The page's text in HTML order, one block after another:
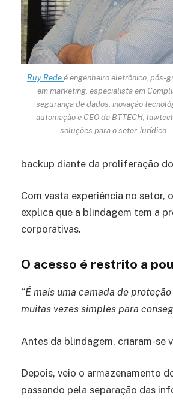
Ruy Redeé engenheiro eletrônico, pós-
em marketing, especialista em
segurança de dados, inovação
automação e CEO da BTTECH,
soluções para o setor Jurídico.
backup diante da proliferação
Com vasta experiência no setor,
explica que a blindagem tem a
corporativas.
O acesso é restrito a
“É mais uma camada de
muitas vezes simples para
Antes da blindagem, criaram-se
Depois, veio o armazenamento
passando pela separação das